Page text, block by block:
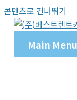
콘텐츠로 건너뛰기
Main Menu